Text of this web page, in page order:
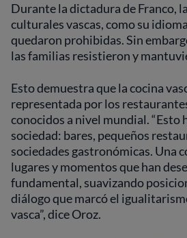
Durante la dictadura de Franco,
culturales vascas, como su
quedaron prohibidas. Sin
las familias resistieron y
Esto demuestra que la cocina
representada por los
conocidos a nivel mundial. “Esto
sociedad: bares, pequeños
sociedades gastronómicas. Una
lugares y momentos que han
fundamental, suavizando
diálogo que marcó el
vasca”, dice Oroz.